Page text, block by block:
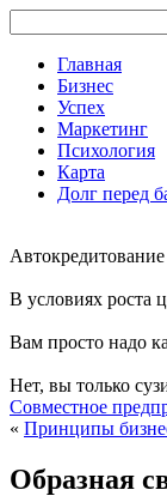
Главная
Бизнес
Успех
Маркетинг
Психология
Карта
Долг перед
В условиях роста
Вам просто надо
Нет, вы только
Совместное
« Принципы
Образная